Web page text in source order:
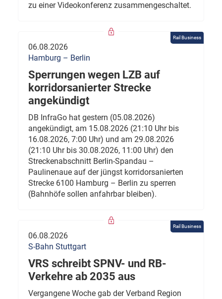
zu einer Videokonferenz zusammengeschaltet.
Rail Business
06.08.2026
Hamburg – Berlin
Sperrungen wegen LZB auf
korridorsanierter Strecke
angekündigt
DB InfraGo hat gestern (05.08.2026)
angekündigt, am 15.08.2026 (21:10 Uhr bis
16.08.2026, 7:00 Uhr) und am 29.08.2026
(21:10 Uhr bis 30.08.2026, 11:00 Uhr) den
Streckenabschnitt Berlin-Spandau –
Paulinenaue auf der jüngst korridorsanierten
Strecke 6100 Hamburg – Berlin zu sperren
(Bahnhöfe sollen anfahrbar bleiben).
Rail Business
06.08.2026
S-Bahn Stuttgart
VRS schreibt SPNV- und RB-
Verkehre ab 2035 aus
Vergangene Woche gab der Verband Region